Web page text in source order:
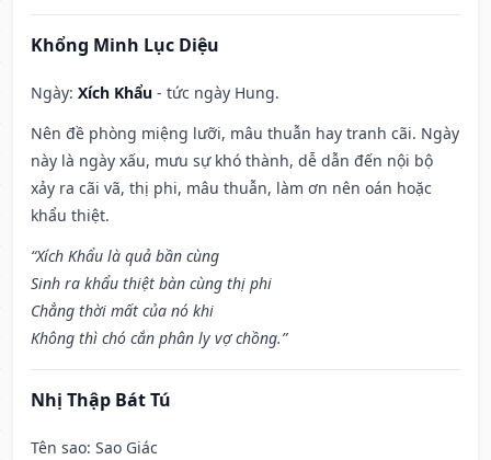
Khổng Minh Lục Diệu
Ngày: Xích Khẩu - tức ngày Hung.
Nên đề phòng miệng lưỡi, mâu thuẫn hay tranh cãi. Ngày
này là ngày xấu, mưu sự khó thành, dễ dẫn đến nội bộ
xảy ra cãi vã, thị phi, mâu thuẫn, làm ơn nên oán hoặc
khẩu thiệt.
“Xích Khẩu là quả bần cùng
Sinh ra khẩu thiệt bàn cùng thị phi
Chẳng thời mất của nó khi
Không thì chó cắn phân ly vợ chồng.”
Nhị Thập Bát Tú
Tên sao: Sao Giác